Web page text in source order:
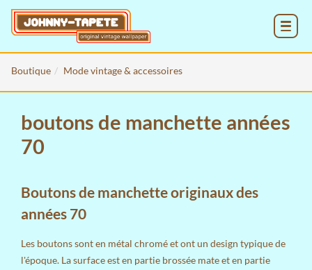
Boutique Mode vintage & accessoires
boutons de manchette années
70
Boutons de manchette originaux des
années 70
Les boutons sont en métal chromé et ont un design typique de
l'époque. La surface est en partie brossée mate et en partie